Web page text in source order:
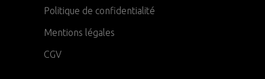
Politique de confidentialité
Mentions légales
CGV